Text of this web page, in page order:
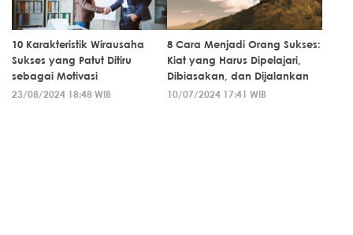
10 Karakteristik Wirausaha
Sukses yang Patut Ditiru
sebagai Motivasi
23/08/2024 18:48 WIB
8 Cara Menjadi Orang Sukses:
Kiat yang Harus Dipelajari,
Dibiasakan, dan Dijalankan
10/07/2024 17:41 WIB